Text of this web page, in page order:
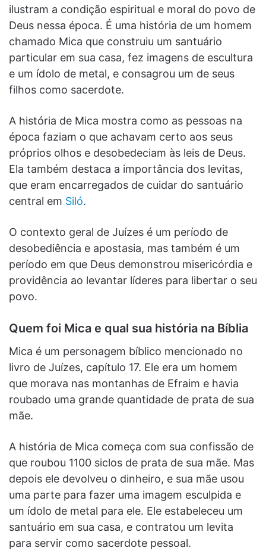
ilustram a condição espiritual e moral do povo de
Deus nessa época. É uma história de um homem
chamado Mica que construiu um santuário
particular em sua casa, fez imagens de escultura
e um ídolo de metal, e consagrou um de seus
filhos como sacerdote.
A história de Mica mostra como as pessoas na
época faziam o que achavam certo aos seus
próprios olhos e desobedeciam às leis de Deus.
Ela também destaca a importância dos levitas,
que eram encarregados de cuidar do santuário
central em Siló.
O contexto geral de Juízes é um período de
desobediência e apostasia, mas também é um
período em que Deus demonstrou misericórdia e
providência ao levantar líderes para libertar o seu
povo.
Quem foi Mica e qual sua história na Bíblia
Mica é um personagem bíblico mencionado no
livro de Juízes, capítulo 17. Ele era um homem
que morava nas montanhas de Efraim e havia
roubado uma grande quantidade de prata de sua
mãe.
A história de Mica começa com sua confissão de
que roubou 1100 siclos de prata de sua mãe. Mas
depois ele devolveu o dinheiro, e sua mãe usou
uma parte para fazer uma imagem esculpida e
um ídolo de metal para ele. Ele estabeleceu um
santuário em sua casa, e contratou um levita
para servir como sacerdote pessoal.